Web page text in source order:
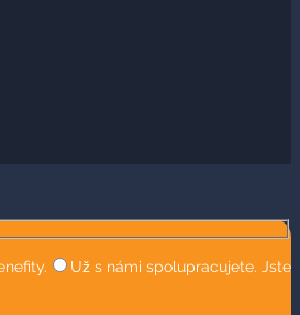
Už s námi spolupracujete. Jste